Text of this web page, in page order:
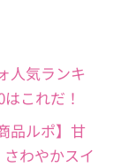
人気ランキ
これだ！
品ルポ】甘
わやかスイ